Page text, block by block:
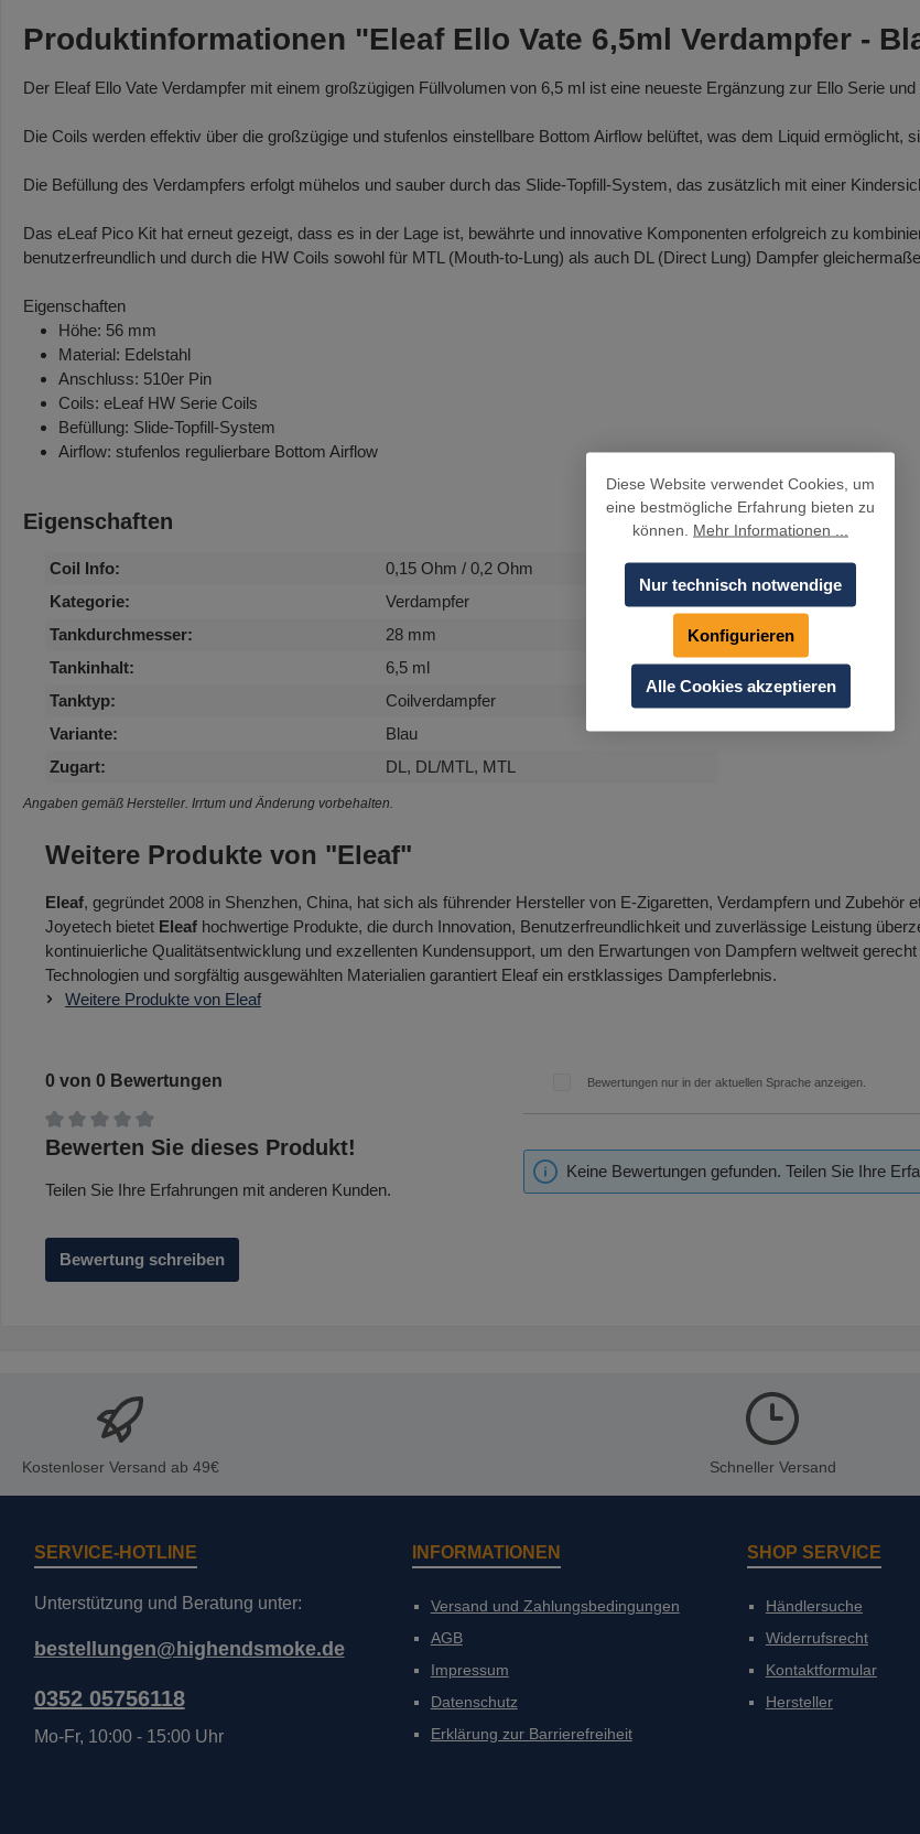
Produktinformationen "Eleaf Ello Vate 6,5ml Verdampfer -
Der Eleaf Ello Vate Verdampfer mit einem großzügigen Füllvolumen von 6,5 ml ist eine neueste Ergänzung zur Ello Serie
Die Coils werden effektiv über die großzügige und stufenlos einstellbare Bottom Airflow belüftet, was dem Liquid
Die Befüllung des Verdampfers erfolgt mühelos und sauber durch das Slide-Topfill-System, das zusätzlich mit einer
Das eLeaf Pico Kit hat erneut gezeigt, dass es in der Lage ist, bewährte und innovative Komponenten erfolgreich zu
benutzerfreundlich und durch die HW Coils sowohl für MTL (Mouth-to-Lung) als auch DL (Direct Lung) Dampfer
Eigenschaften
Höhe: 56 mm
Material: Edelstahl
Anschluss: 510er Pin
Coils: eLeaf HW Serie Coils
Befüllung: Slide-Topfill-System
Airflow: stufenlos regulierbare Bottom Airflow
Eigenschaften
Coil Info:
0,15 Ohm / 0,2 Ohm
Kategorie:
Verdampfer
Tankdurchmesser:
28 mm
Tankinhalt:
6,5 ml
Tanktyp:
Coilverdampfer
Variante:
Blau
Zugart:
DL, DL/MTL, MTL
Angaben gemäß Hersteller. Irrtum und Änderung vorbehalten.
Weitere Produkte von "Eleaf"
Eleaf, gegründet 2008 in Shenzhen, China, hat sich als führender Hersteller von E-Zigaretten, Verdampfern und Zubehör
Joyetech bietet Eleaf hochwertige Produkte, die durch Innovation, Benutzerfreundlichkeit und zuverlässige Leistung
kontinuierliche Qualitätsentwicklung und exzellenten Kundensupport, um den Erwartungen von Dampfern weltweit
Technologien und sorgfältig ausgewählten Materialien garantiert Eleaf ein erstklassiges Dampferlebnis.
Weitere Produkte von Eleaf
0 von 0 Bewertungen
Durchschnittliche Bewertung von 0 von 5 Sternen
Bewerten Sie dieses Produkt!
Teilen Sie Ihre Erfahrungen mit anderen Kunden.
Bewertung schreiben
Bewertungen nur in der aktuellen Sprache anzeigen.
Keine Bewertungen gefunden. Teilen Sie Ihre
Kostenloser Versand ab 49€ Schneller Versand
SERVICE-HOTLINE
Unterstützung und Beratung unter:
bestellungen@highendsmoke.de
0352 05756118
Mo-Fr, 10:00 - 15:00 Uhr
INFORMATIONEN
Versand und Zahlungsbedingungen
AGB
Impressum
Datenschutz
Erklärung zur Barrierefreiheit
SHOP SERVICE
Händlersuche
Widerrufsrecht
Kontaktformular
Hersteller
Diese Website verwendet Cookies, um
eine bestmögliche Erfahrung bieten zu
können. Mehr Informationen ...
Nur technisch notwendige
Konfigurieren
Alle Cookies akzeptieren